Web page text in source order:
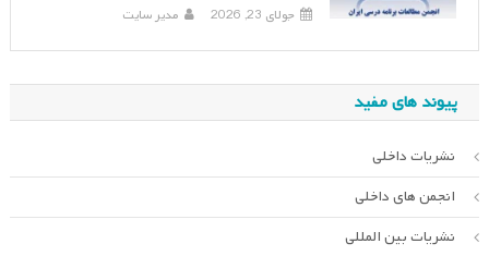
جولای 23, 2026 مدیر سایت
پیوند های مفید
نشریات داخلی
انجمن های داخلی
نشریات بین المللی